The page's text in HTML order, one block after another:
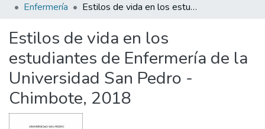
All of DSpace
Statistics
Enfermería
Estilos de vida en los estudiantes de Enfermería de la Universidad San Pedro - Chimbote, 2018
Estilos de vida en los
estudiantes de Enfermería de la
Universidad San Pedro -
Chimbote, 2018